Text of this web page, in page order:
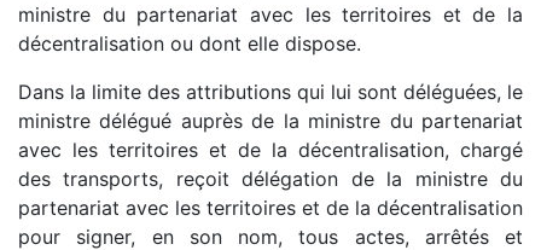
ministre du partenariat avec les territoires et de la
décentralisation ou dont elle dispose.
Dans la limite des attributions qui lui sont déléguées, le
ministre délégué auprès de la ministre du partenariat
avec les territoires et de la décentralisation, chargé
des transports, reçoit délégation de la ministre du
partenariat avec les territoires et de la décentralisation
pour signer, en son nom, tous actes, arrêtés et